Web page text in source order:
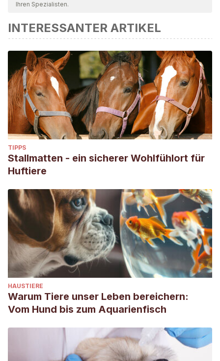
Ihren Spezialisten.
INTERESSANTER ARTIKEL
TIPPS
Stallmatten - ein sicherer Wohlfühlort für
Huftiere
HAUSTIERE
Warum Tiere unser Leben bereichern:
Vom Hund bis zum Aquarienfisch